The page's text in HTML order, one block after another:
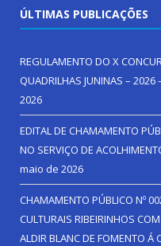
ÚLTIMAS PUBLICAÇÕES
REGULAMENTO DO X
QUADRILHAS JUNINAS – 2026
2026
EDITAL DE CHAMAMENTO
NO SERVIÇO DE
maio de 2026
CHAMAMENTO PÚBLICO Nº
CULTURAIS RIBEIRINHOS
ALDIR BLANC DE FOMENTO Á